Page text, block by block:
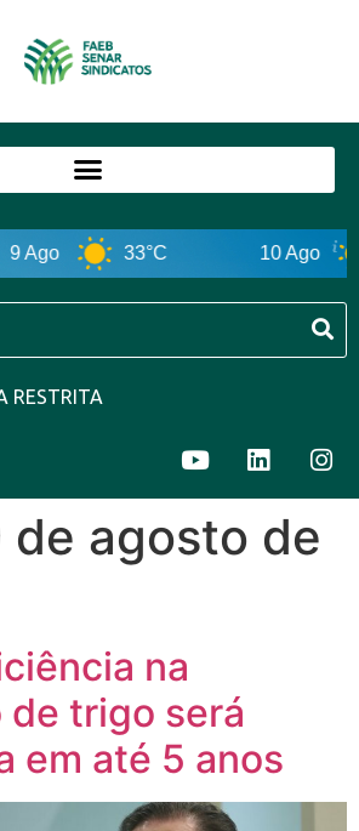
9 Ago 33°C 10 Ago
RESTRITA
de agosto de
na
de trigo será
em até 5 anos